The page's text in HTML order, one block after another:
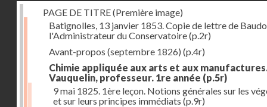
PAGE DE TITRE (Première image)
Batignolles, 13 janvier 1853. Copie de lettre de
l'Administrateur du Conservatoire(p.2r)
Avant-propos (septembre 1826) (p.4r)
Chimie appliquée aux arts et aux
Vauquelin, professeur. 1re année (p.5r)
9 mai 1825. 1ère leçon. Notions générales sur les
et sur leurs principes immédiats (p.9r)